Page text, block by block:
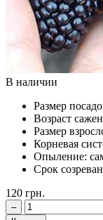
В наличии
Размер
Возраст
Размер
Корневая
Опыление:
Срок
120 грн.
–